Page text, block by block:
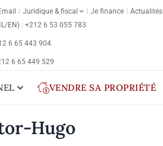
Juridique & fiscal Je finance
Actualités
EN) : +212 6 53 055 783
6 65 443 904
6 65 449 529
VENDRE SA PROPRIÉTÉ
Hugo